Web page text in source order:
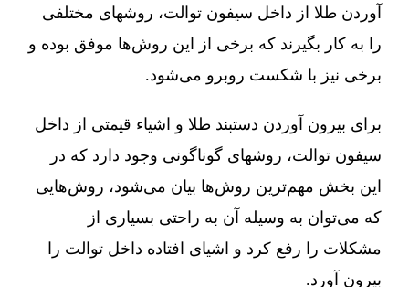
آوردن طلا از داخل سیفون توالت، روشهای مختلفی
را به کار بگیرند که برخی از این روش‌ها موفق بوده و
برخی نیز با شکست روبرو می‌شود.
برای بیرون آوردن دستبند طلا و اشیاء قیمتی از داخل
سیفون توالت، روشهای گوناگونی وجود دارد که در
این بخش مهم‌ترین روش‌ها بیان می‌شود، روش‌هایی
که می‌توان به وسیله آن به راحتی بسیاری از
مشکلات را رفع کرد و اشیای افتاده داخل توالت را
بیرون آورد.